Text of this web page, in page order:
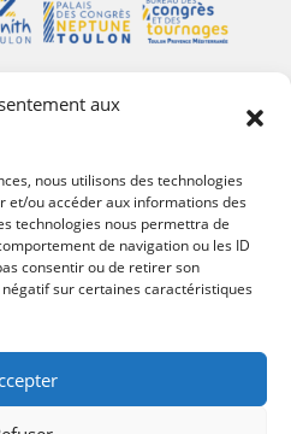
aux
nous utilisons des technologies
et/ou accéder aux informations des
technologies nous permettra de
de navigation ou les ID
consentir ou de retirer son
sur certaines caractéristiques
du site
Neptune
de Toulon
et des Tournages
Métropole